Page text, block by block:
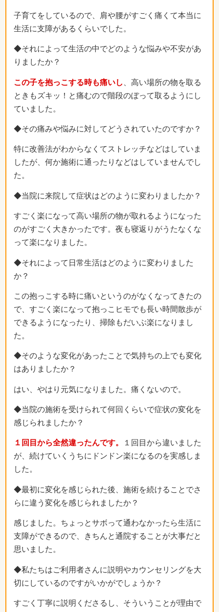
子育てをしているので、肩や腰がすごく痛くて本当に
生活に支障があるくらいでした。
◆それによって生活の中でどのような悩みや不安があ
りましたか？
この子を抱っこする時も痛いし
、高い場所の物を取る
ときもズキッ！と痛むので階段のぼって取るようにし
ていました。
◆その痛みや悩みに対してどうされていたのですか？
特に改善法がわからなくてストレッチなどはしていま
したが、何か施術に通ったりなどはしていませんでし
た。
◆当院に来院して症状はどのように変わりましたか？
すごく楽になって高い場所の物が取れるようになった
のがすごく大きかったです。夜も寝返りがうたなくな
って楽になりました。
◆それによって日常生活はどのように変わりました
か？
この抱っこする時に痛いというのがなくなってきたの
で、すごく楽になって抱っこヒモでも長い時間散歩が
できるようになったり、掃除もだいぶ楽になりまし
た。
◆そのような変化があったことで気持ちの上でも変化
はありましたか？
はい、やはり元気になりました。痛くないので。
◆当院の施術を受けられて何回くらいで症状の変化を
感じられましたか？
１回目から全然違ったんです。
１回目から違いました
が、続けていくうちにドンドン楽になるのを実感しま
した。
◆最初に変化を感じられた後、施術を続けることでさ
らに違う変化を感じられましたか？
感じました。ちょっとサボって通わなかったら生活に
支障ができるので、きちんと通院することが大事だと
思いました。
◆私たちはご利用者さんに説明やカウンセリングを大
切にしているのですがいかがでしょうか？
すごく丁寧に説明くださるし、そういうことが理由で